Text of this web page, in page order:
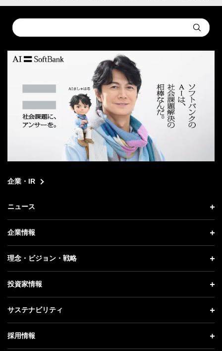
Conduct
a
Submit
企業・IR
ニュース
ニュース トップ
プレスリリース
更新情報
記者説明会
企業情報
企業情報 トップ
社長メッセージ
事業紹介
ガバナンス
理念・ビジョン・戦略
理念・ビジョン・戦略 トップ
成長戦略「Activate AI for Society」
人材戦略
投資家情報
投資家情報 トップ
経営方針
サステナビリティ
サステナビリティ トップ
採用情報